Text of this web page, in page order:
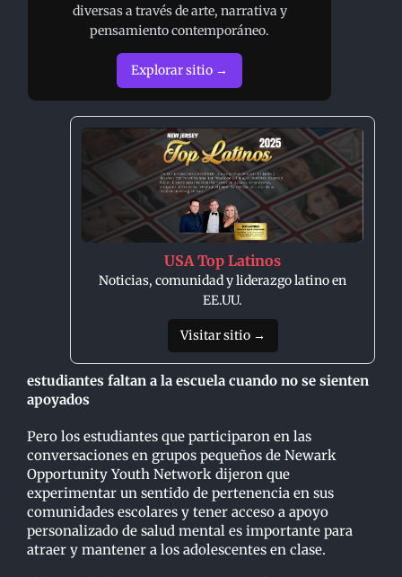
diversas a través de arte, narrativa y
pensamiento contemporáneo.
Explorar sitio →
USA Top Latinos
Noticias, comunidad y liderazgo latino en
EE.UU.
Visitar sitio →
estudiantes faltan a la escuela cuando no se sienten
apoyados
Pero los estudiantes que participaron en las
conversaciones en grupos pequeños de Newark
Opportunity Youth Network dijeron que
experimentar un sentido de pertenencia en sus
comunidades escolares y tener acceso a apoyo
personalizado de salud mental es importante para
atraer y mantener a los adolescentes en clase.